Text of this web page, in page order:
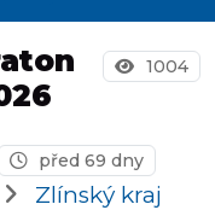
1004
před 69 dny
Zlínský kraj